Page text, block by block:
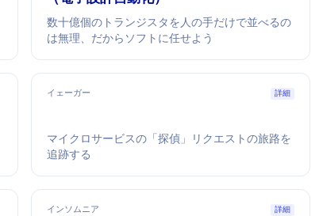
数十億個のトランジスタを人の手だけで並べるの
は無理、だからソフトに任せよう
イェーガー 詳細
マイクロサービスの「探偵」——リクエストの旅路を
追跡する
インソムニア 詳細